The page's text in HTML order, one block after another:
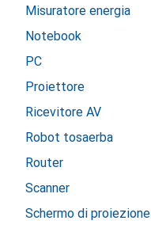
Misuratore energia
Notebook
PC
Proiettore
Ricevitore AV
Robot tosaerba
Router
Scanner
Schermo di proiezione